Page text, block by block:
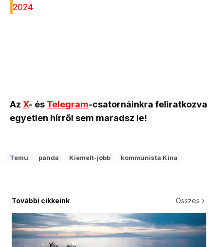
2024
Az X- és Telegram-csatornáinkra feliratkozva
egyetlen hírről sem maradsz le!
Temu panda Kiemelt-jobb kommunista Kína
További cikkeink Összes